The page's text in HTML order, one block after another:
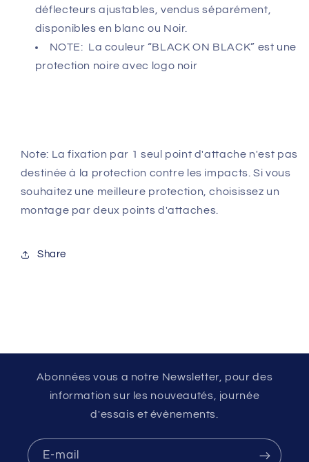
déflecteurs ajustables, vendus séparément,
disponibles en blanc ou Noir.
NOTE: La couleur “BLACK ON BLACK” est une
protection noire avec logo noir
Note: La fixation par 1 seul point d'attache n'est pas
destinée à la protection contre les impacts. Si vous
souhaitez une meilleure protection, choisissez un
montage par deux points d'attaches.
Share
Abonnées vous a notre Newsletter, pour des
information sur les nouveautés, journée
d'essais et évènements.
E-mail